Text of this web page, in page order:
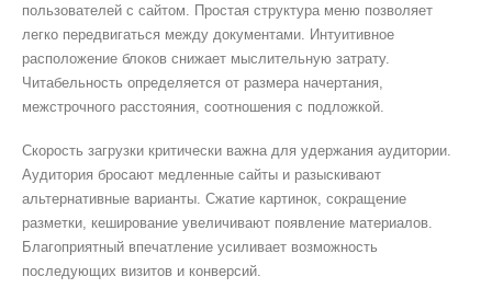
пользователей с сайтом. Простая структура меню позволяет
легко передвигаться между документами. Интуитивное
расположение блоков снижает мыслительную затрату.
Читабельность определяется от размера начертания,
межстрочного расстояния, соотношения с подложкой.
Скорость загрузки критически важна для удержания аудитории.
Аудитория бросают медленные сайты и разыскивают
альтернативные варианты. Сжатие картинок, сокращение
разметки, кеширование увеличивают появление материалов.
Благоприятный впечатление усиливает возможность
последующих визитов и конверсий.